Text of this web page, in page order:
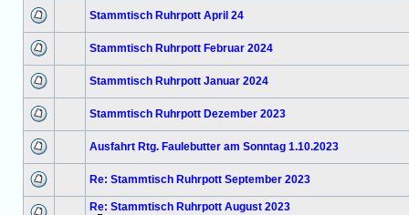
Stammtisch Ruhrpott April 24
Stammtisch Ruhrpott Februar 2024
Stammtisch Ruhrpott Januar 2024
Stammtisch Ruhrpott Dezember 2023
Ausfahrt Rtg. Faulebutter am Sonntag 1.10.2023
Re: Stammtisch Ruhrpott September 2023
Re: Stammtisch Ruhrpott August 2023